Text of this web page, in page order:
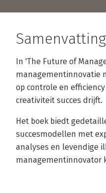
Samenvatting
In 'The Future of
managementinnovatie
op controle en
creativiteit succes drijft.
Het boek biedt
succesmodellen met
analyses en levendige
managementinnovator